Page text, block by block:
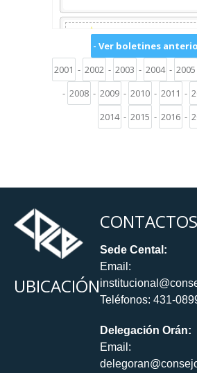
- Ver boletines
2001 - 2002 - 2003 - 2004 - 2005
- 2008 - 2009 - 2010 - 2011 -
2014 - 2015 - 2016 -
UBICACIÓN
CONTACTOS
Sede Cental:
Email:
Teléfonos: 431-
Delegación Orán:
Email: